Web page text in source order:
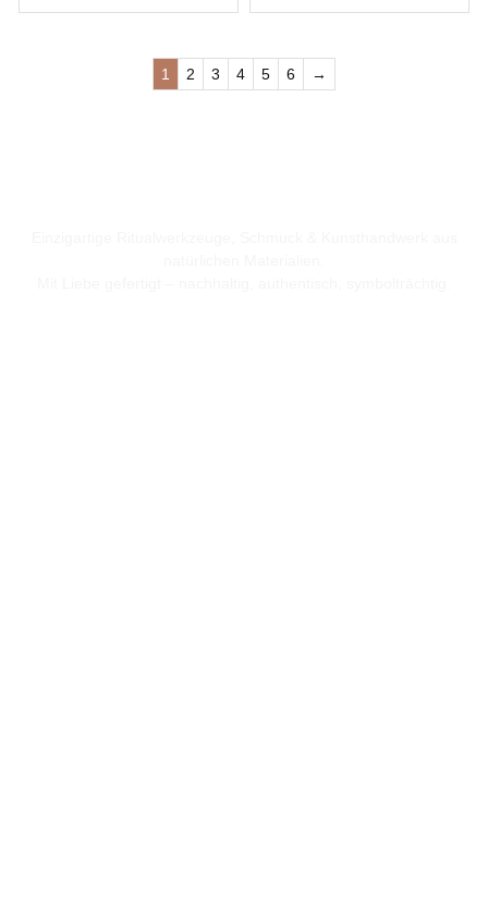
1 2 3 4 5 6 →